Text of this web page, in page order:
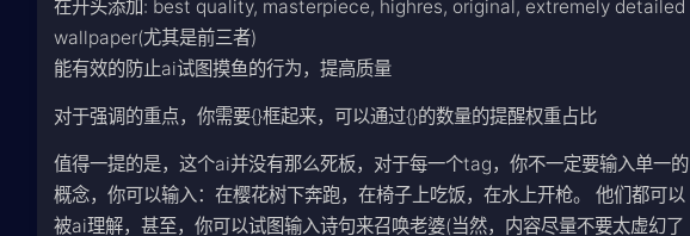
在开头添加: best quality, masterpiece, highres, original, extremely detailed
wallpaper(尤其是前三者)
能有效的防止ai试图摸鱼的行为，提高质量
对于强调的重点，你需要{}框起来，可以通过{}的数量的提醒权重占比
值得一提的是，这个ai并没有那么死板，对于每一个tag，你不一定要输入单一的
概念，你可以输入：在樱花树下奔跑，在椅子上吃饭，在水上开枪。 他们都可以
被ai理解，甚至，你可以试图输入诗句来召唤老婆(当然，内容尽量不要太虚幻了